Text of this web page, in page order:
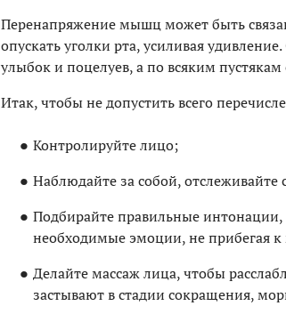
Перенапряжение мышц может быть
опускать уголки рта, усиливая
улыбок и поцелуев, а по всяким пустякам
Итак, чтобы не допустить всего
Контролируйте лицо;
Наблюдайте за собой,
Подбирайте правильные
необходимые эмоции, не прибегая
Делайте массаж лица, чтобы
застывают в стадии сокращения,